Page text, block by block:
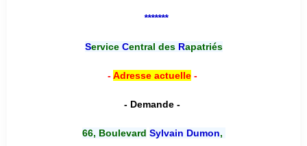
*******
Service Central desRapatriés
-Adresse actuelle-
- Demande -
66, Boulevard Sylvain Dumon,